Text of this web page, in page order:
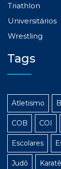
Triathlon
Universitários
Wrestling
Tags
Atletismo
COB COI
Escolares
Judô Karatê